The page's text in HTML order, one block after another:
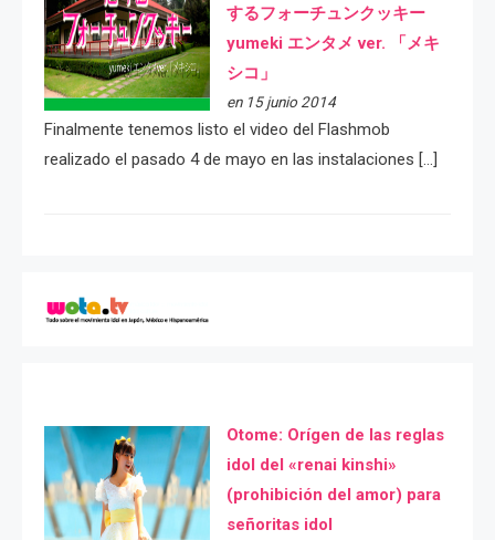
するフォーチュンクッキー
yumeki エンタメ ver. 「メキ
シコ」
en 15 junio 2014
Finalmente tenemos listo el video del Flashmob
realizado el pasado 4 de mayo en las instalaciones […]
Otome: Orígen de las reglas
idol del «renai kinshi»
(prohibición del amor) para
señoritas idol